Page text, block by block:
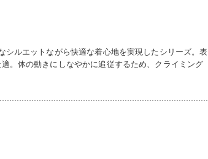
ルエットながら快適な着心地を実現したシリーズ。表
。体の動きにしなやかに追従するため、クライミング